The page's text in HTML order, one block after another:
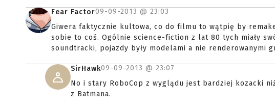
Fear Factor09-09-2013 @ 23:03
Giwera faktycznie kultowa, co do filmu to wątpię by
sobie to coś. Ogólnie science-fiction z lat 80 tych miały
soundtracki, pojazdy były modelami a nie renderowanymi
SirHawk09-09-2013 @ 23:07
No i stary RoboCop z wyglądu jest bardziej kozacki
z Batmana.